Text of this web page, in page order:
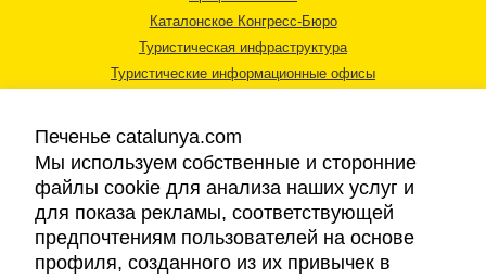
Каталонское Конгресс-Бюро
Туристическая инфраструктура
Туристические информационные офисы
Правовая информация
Печенье catalunya.com
Мы используем собственные и сторонние
файлы cookie для анализа наших услуг и
для показа рекламы, соответствующей
предпочтениям пользователей на основе
профиля, созданного из их привычек в